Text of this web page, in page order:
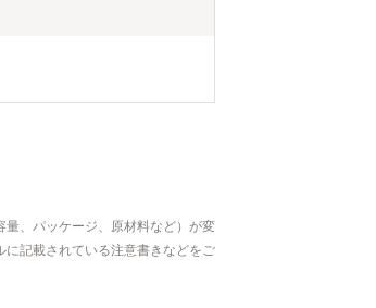
、パッケージ、原材料など）が変
記載されている注意書きなどをご